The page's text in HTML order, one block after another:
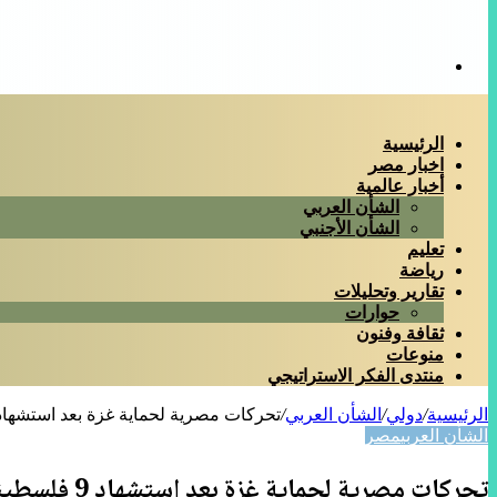
الرئيسية
اخبار مصر
أخبار عالمية
الشأن العربي
الشأن الأجنبي
تعليم
رياضة
تقارير وتحليلات
حوارات
ثقافة وفنون
منوعات
منتدى الفكر الاستراتيجي
الرئيسية/دولي/ الشأن العربي/تحركات مصرية لحماية غزة بعد استشهاد 9
الشأن العربيمصر